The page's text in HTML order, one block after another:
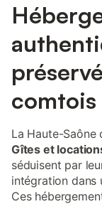
comtois
La Haute-
Gîtes et
séduisent par
intégration dans
Ces